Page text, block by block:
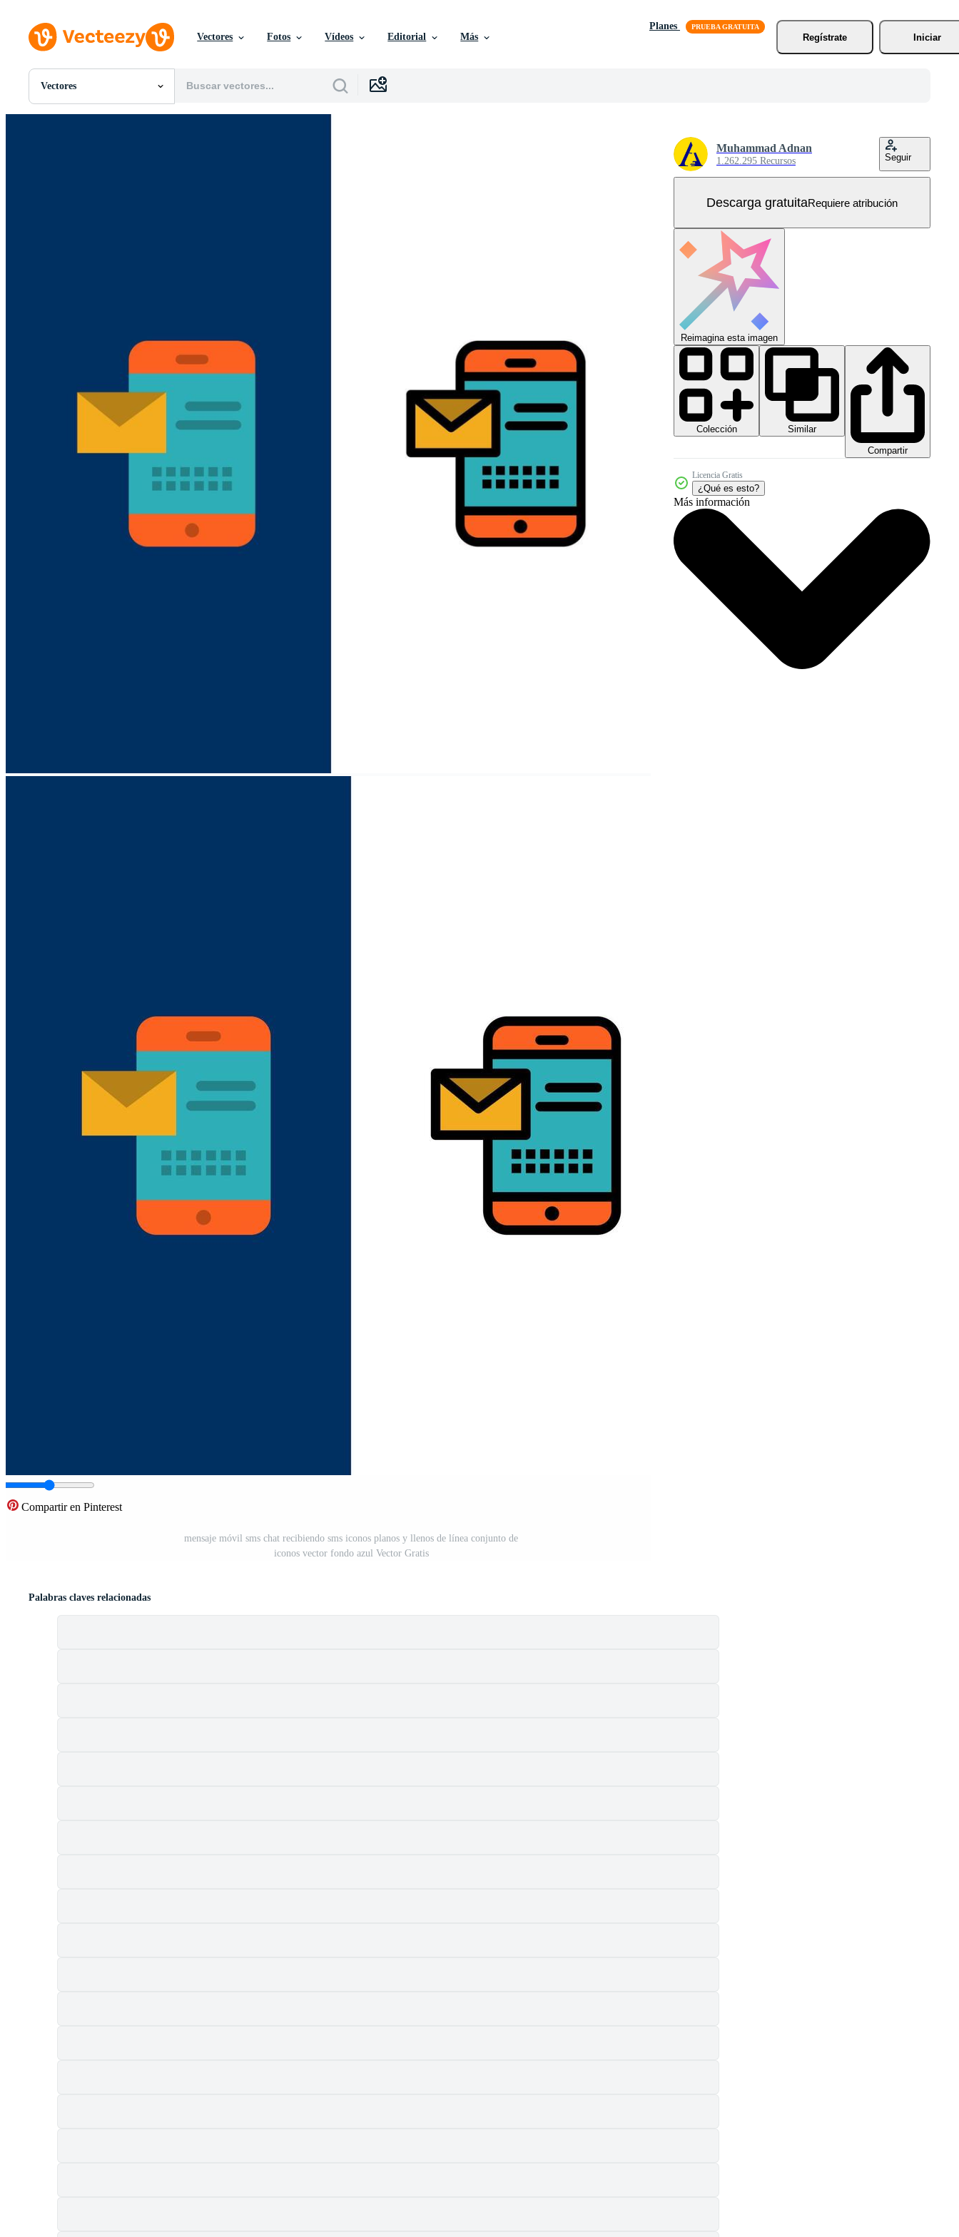
Vectores Fotos Vídeos Editorial Más
Planes
Regístrate
Iniciar
Vectores
Todas Imágenes
Compartir en Pinterest
mensaje móvil sms chat recibiendo sms iconos planos y llenos de línea conjunto de
iconos vector fondo azul Vector Gratis
Muhammad Adnan
1.262.295 Recursos Seguir
Descarga gratuitaRequiere atribución
Reimagina esta imagen
Colección
Similar
Compartir
Licencia Gratis
¿Qué es esto?
Más información
Palabras claves relacionadas